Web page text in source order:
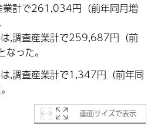
業計で261,034円（前年同月増
,調査産業計で259,687円（前
った。
,調査産業計で1,347円（前年同
画面サイズで表示